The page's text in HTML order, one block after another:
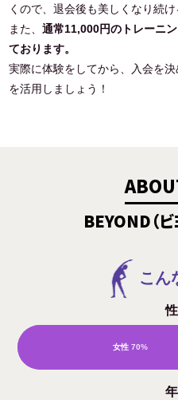
くので、退会後も美しくなり続け
また、通常11,000円のトレーニ
ております。
実際に体験をしてから、入会を
を活用しましょう！
BEYOND（
こん
女性 70%